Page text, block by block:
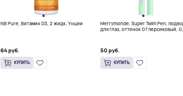
NB Pure, Витамин D3, 2 жидк. Унции
64 руб.
КУПИТЬ
Merrymonde, Super Twim Pen,
для глаз, оттенок 07 персиковый,
50 руб.
КУПИТЬ